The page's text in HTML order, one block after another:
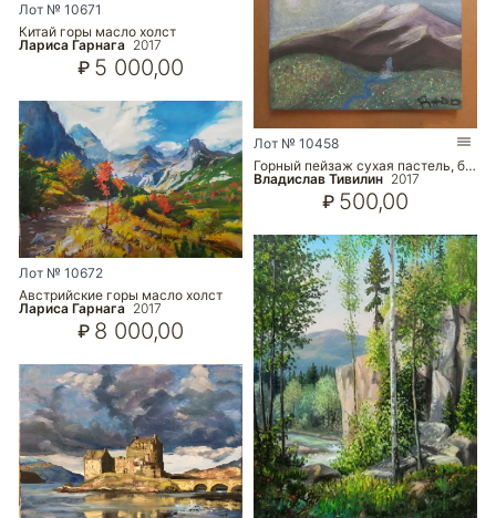
Лот № 10671
Китай горы масло холст
Лариса Гарнага 2017
₽ 5 000,00
Лот № 10672
Австрийские горы масло холст
Лариса Гарнага 2017
₽ 8 000,00
Лот № 10458
Горный пейзаж сухая пастель, б…
Владислав Тивилин 2017
₽ 500,00